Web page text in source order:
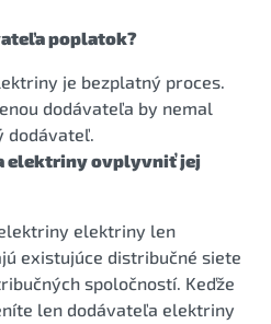
poplatok?
je bezplatný proces.
dodávateľa by nemal
dodávateľ.
elektriny ovplyvniť jej
elektriny len
existujúce distribučné siete
spoločností. Keďže
len dodávateľa elektriny